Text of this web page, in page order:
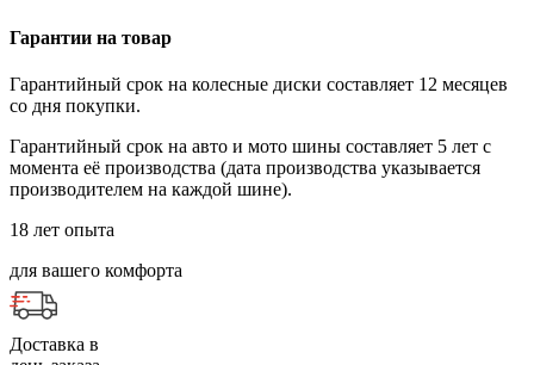
Гарантии на товар
Гарантийный срок на колесные диски составляет 12 месяцев
со дня покупки.
Гарантийный срок на авто и мото шины составляет 5 лет с
момента её производства (дата производства указывается
производителем на каждой шине).
18 лет опыта
для вашего комфорта
Доставка в